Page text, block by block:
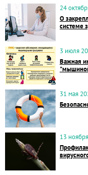
24
О
системе
3 июля
Важная
31 мая
13